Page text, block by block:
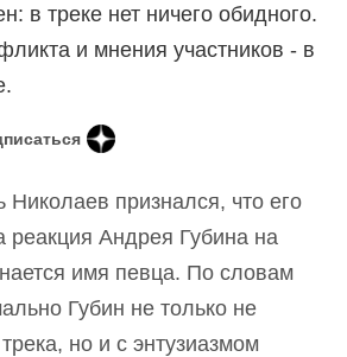
в треке нет ничего обидного.
и мнения участников - в
Николаев признался, что его
реакция Андрея Губина на
имя певца. По словам
Губин не только не
но и с энтузиазмом